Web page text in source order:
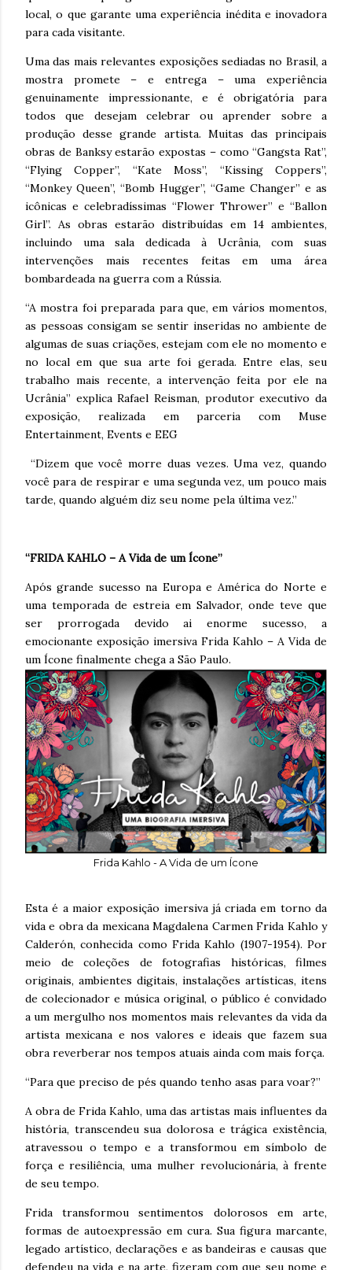
local, o que garante uma experiência inédita e inovadora
para cada visitante.
Uma das mais relevantes exposições sediadas no Brasil, a
mostra promete – e entrega – uma experiência
genuinamente impressionante, e é obrigatória para
todos que desejam celebrar ou aprender sobre a
produção desse grande artista. Muitas das principais
obras de Banksy estarão expostas – como “Gangsta Rat”,
“Flying Copper”, “Kate Moss”, “Kissing Coppers”,
“Monkey Queen”, “Bomb Hugger”, “Game Changer” e as
icônicas e celebradíssimas “Flower Thrower” e “Ballon
Girl”. As obras estarão distribuídas em 14 ambientes,
incluindo uma sala dedicada à Ucrânia, com suas
intervenções mais recentes feitas em uma área
bombardeada na guerra com a Rússia.
“A mostra foi preparada para que, em vários momentos,
as pessoas consigam se sentir inseridas no ambiente de
algumas de suas criações, estejam com ele no momento e
no local em que sua arte foi gerada. Entre elas, seu
trabalho mais recente, a intervenção feita por ele na
Ucrânia” explica Rafael Reisman, produtor executivo da
exposição, realizada em parceria com Muse
Entertainment, Events e EEG
“Dizem que você morre duas vezes. Uma vez, quando
você para de respirar e uma segunda vez, um pouco mais
tarde, quando alguém diz seu nome pela última vez.”
“FRIDA KAHLO – A Vida de um Ícone”
Após grande sucesso na Europa e América do Norte e
uma temporada de estreia em Salvador, onde teve que
ser prorrogada devido ai enorme sucesso, a
emocionante exposição imersiva Frida Kahlo – A Vida de
um Ícone finalmente chega a São Paulo.
Frida Kahlo - A Vida de um Ícone
Esta é a maior exposição imersiva já criada em torno da
vida e obra da mexicana Magdalena Carmen Frida Kahlo y
Calderón, conhecida como Frida Kahlo (1907-1954). Por
meio de coleções de fotografias históricas, filmes
originais, ambientes digitais, instalações artísticas, itens
de colecionador e música original, o público é convidado
a um mergulho nos momentos mais relevantes da vida da
artista mexicana e nos valores e ideais que fazem sua
obra reverberar nos tempos atuais ainda com mais força.
“Para que preciso de pés quando tenho asas para voar?”
A obra de Frida Kahlo, uma das artistas mais influentes da
história, transcendeu sua dolorosa e trágica existência,
atravessou o tempo e a transformou em símbolo de
força e resiliência, uma mulher revolucionária, à frente
de seu tempo.
Frida transformou sentimentos dolorosos em arte,
formas de autoexpressão em cura. Sua figura marcante,
legado artístico, declarações e as bandeiras e causas que
defendeu na vida e na arte, fizeram com que seu nome e